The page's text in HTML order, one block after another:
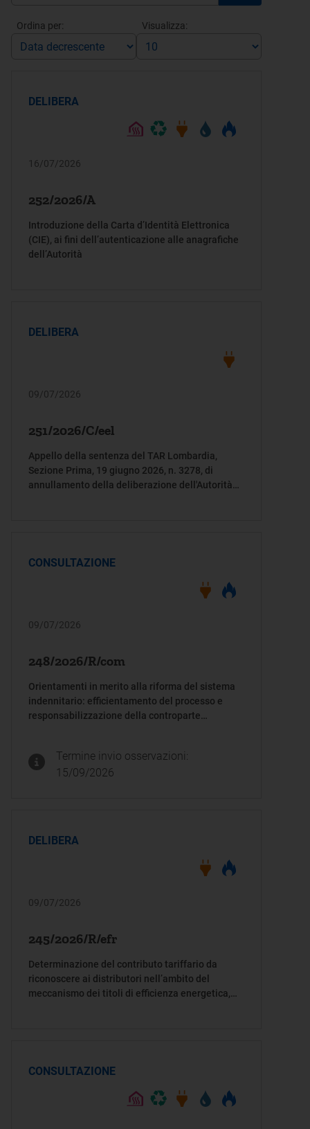
Ordina per: Visualizza:
DELIBERA
16/07/2026
252/2026/A
Introduzione della Carta d’Identità Elettronica
(CIE), ai fini dell’autenticazione alle anagrafiche
dell’Autorità
DELIBERA
09/07/2026
251/2026/C/eel
Appello della sentenza del TAR Lombardia,
Sezione Prima, 19 giugno 2026, n. 3278, di
annullamento della deliberazione dell'Autorità
CONSULTAZIONE
09/07/2026
248/2026/R/com
Orientamenti in merito alla riforma del sistema
indennitario: efficientamento del processo e
responsabilizzazione della controparte
Termine invio osservazioni:
15/09/2026
DELIBERA
09/07/2026
245/2026/R/efr
Determinazione del contributo tariffario da
riconoscere ai distributori nell’ambito del
meccanismo dei titoli di efficienza energetica,
CONSULTAZIONE